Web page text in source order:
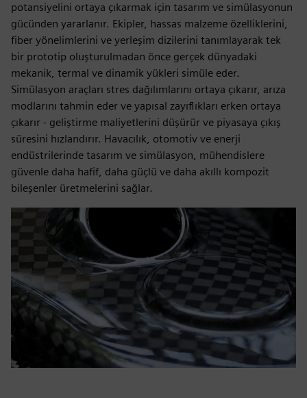
potansiyelini ortaya çıkarmak için tasarım ve simülasyonun
gücünden yararlanır. Ekipler, hassas malzeme özelliklerini,
fiber yönelimlerini ve yerleşim dizilerini tanımlayarak tek
bir prototip oluşturulmadan önce gerçek dünyadaki
mekanik, termal ve dinamik yükleri simüle eder.
Simülasyon araçları stres dağılımlarını ortaya çıkarır, arıza
modlarını tahmin eder ve yapısal zayıflıkları erken ortaya
çıkarır - geliştirme maliyetlerini düşürür ve piyasaya çıkış
süresini hızlandırır. Havacılık, otomotiv ve enerji
endüstrilerinde tasarım ve simülasyon, mühendislere
güvenle daha hafif, daha güçlü ve daha akıllı kompozit
bileşenler üretmelerini sağlar.